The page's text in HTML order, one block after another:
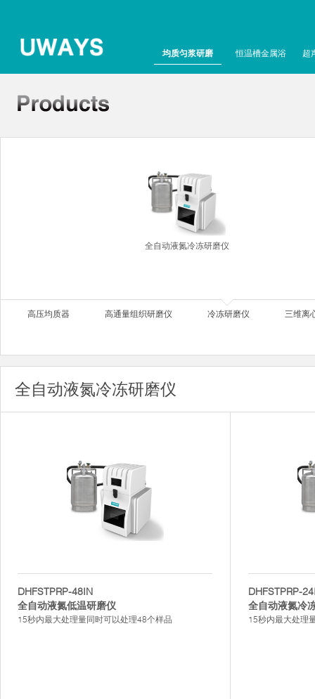
均质匀浆研磨 恒温槽金属浴 超
全自动液氮冷冻研磨仪
高压均质器 高通量组织研磨仪 冷冻研磨仪 三维离
全自动液氮冷冻研磨仪
DHFSTPRP-48IN
全自动液氮低温研磨仪
15秒内最大处理量同时可以处理48个样品
DHFSTPRP-
全自动液氮冷
15秒内最大处理